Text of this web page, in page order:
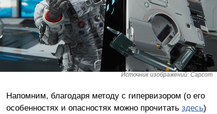
Источник изображений: Capcom
Напомним, благодаря методу с гипервизором (о его
особенностях и опасностях можно прочитать здесь)